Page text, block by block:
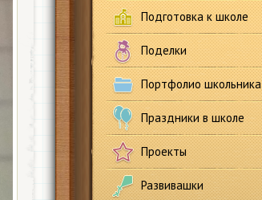
Подготовка к школе
Поделки
Портфолио школьника
Праздники в школе
Проекты
Развивашки